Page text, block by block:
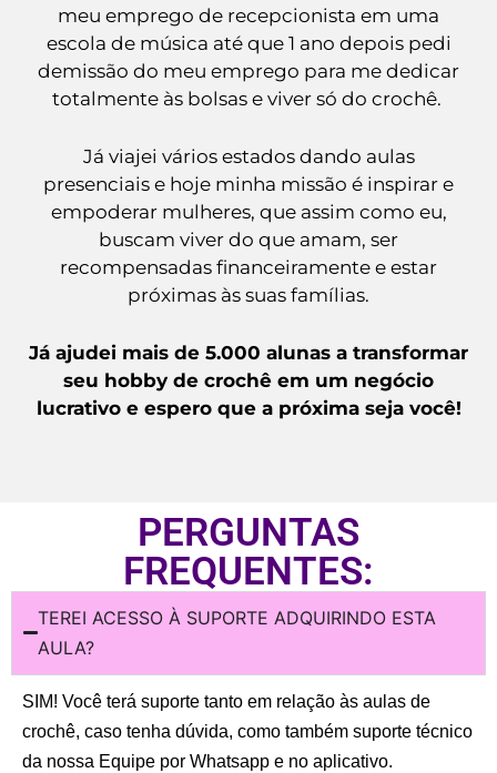
meu emprego de recepcionista em uma
escola de música até que 1 ano depois pedi
demissão do meu emprego para me dedicar
totalmente às bolsas e viver só do crochê.
Já viajei vários estados dando aulas
presenciais e hoje minha missão é inspirar e
empoderar mulheres, que assim como eu,
buscam viver do que amam, ser
recompensadas financeiramente e estar
próximas às suas famílias.
Já ajudei mais de 5.000 alunas a transformar
seu hobby de crochê em um negócio
lucrativo e espero que a próxima seja você!
PERGUNTAS
FREQUENTES:
TEREI ACESSO À SUPORTE ADQUIRINDO ESTA
AULA?
SIM! Você terá suporte tanto em relação às aulas de
crochê, caso tenha dúvida, como também suporte técnico
da nossa Equipe por Whatsapp e no aplicativo.